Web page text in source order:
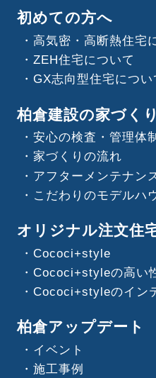
初めての方へ
高気密・高断熱住宅
ZEH住宅について
GX志向型住宅につい
柏倉建設の家づくり
安心の検査・管理体制
家づくりの流れ
アフターメンテナン
こだわりのモデルハ
オリジナル注文住
Cococi+style
Cococi+styleの高い
Cococi+styleのイン
柏倉アップデート
イベント
施工事例